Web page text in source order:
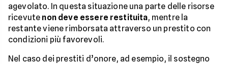
agevolato. In questa situazione una parte delle risorse
ricevute non deve essere restituita, mentre la
restante viene rimborsata attraverso un prestito con
condizioni più favorevoli.
Nel caso dei prestiti d’onore, ad esempio, il sostegno